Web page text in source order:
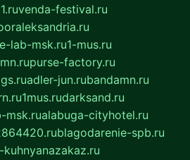
venda-festival.ru
lab-msk.ru1-mus.ru
purse-factory.ru
adler-jun.rubandamn.ru
1mus.rudarksand.ru
msk.rualabuga-cityhotel.ru
blagodarenie-spb.ru